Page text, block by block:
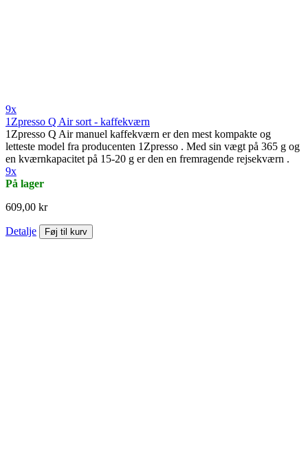
9x
1Zpresso Q Air sort - kaffekværn
1Zpresso Q Air manuel kaffekværn er den mest kompakte og
letteste model fra producenten 1Zpresso . Med sin vægt på 365 g og
en kværnkapacitet på 15-20 g er den en fremragende rejsekværn .
9x
På lager
609,00 kr
Detalje Føj til kurv